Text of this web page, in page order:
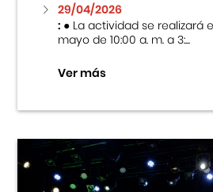
Fondo Editorial
Teatro Peruano Japonés
29/04/2026
:● La actividad se realizará
mayo de 10:00 a. m. a 3:...
Ver más